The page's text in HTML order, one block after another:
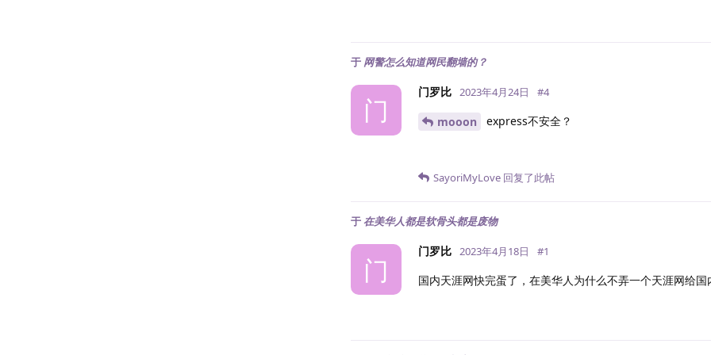
于 网警怎么知道网民翻墙的？
门
门罗比 2023年4月24日 #4
mooon express不安全？
SayoriMyLove 回复了此帖
于在美华人都是软骨头都是废物
门
门罗比 2023年4月18日 #1
国内天涯网快完蛋了，在美华人为什么不弄一个天涯网给国